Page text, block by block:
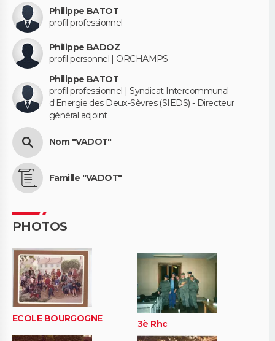
Philippe BATOT
profil professionnel
Philippe BADOZ
profil personnel | ORCHAMPS
Philippe BATOT
profil professionnel | Syndicat Intercommunal
d'Energie des Deux-Sèvres (SIEDS) - Directeur
général adjoint
Nom "VADOT"
Famille "VADOT"
PHOTOS
ECOLE BOURGOGNE 3è Rhc